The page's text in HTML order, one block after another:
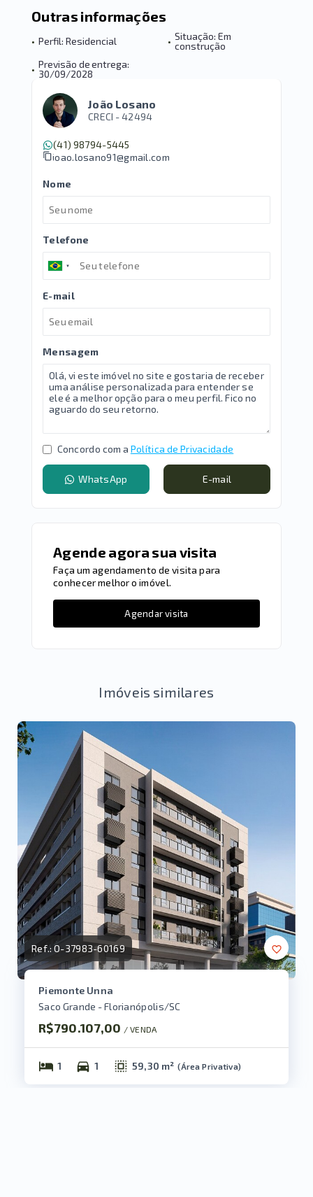
Outras informações
• Perfil: Residencial • Situação: Em
construção
• Previsão de entrega:
30/09/2028
João Losano
CRECI -42494
(41) 98794-5445
joao.losano91@gmail.com
Nome
Telefone
E-mail
Mensagem
Concordo com a Política de Privacidade
WhatsApp E-mail
Agende agora sua visita
Faça um agendamento de visita para
conhecer melhor o imóvel.
Agendar visita
Imóveis similares
Ref.:O-37983-60169
Piemonte Unna
Saco Grande - Florianópolis/SC
R$790.107,00 / VENDA
1 1 59,30 m² (Área Privativa)